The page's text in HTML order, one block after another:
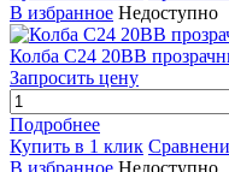
В избранное Недоступно
Колба C24 20BB
Запросить цену
Подробнее
Купить в 1 клик